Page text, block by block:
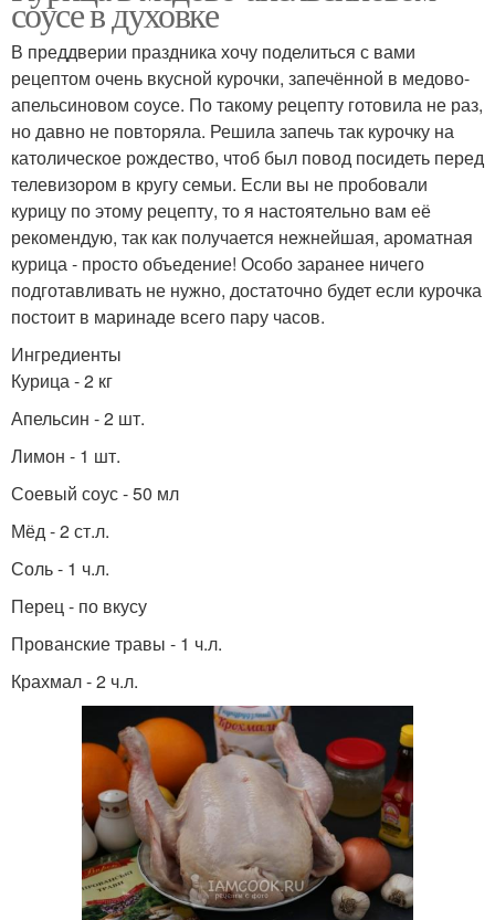
соусе в духовке
В преддверии праздника хочу поделиться с вами
рецептом очень вкусной курочки, запечённой в медово-
апельсиновом соусе. По такому рецепту готовила не раз,
но давно не повторяла. Решила запечь так курочку на
католическое рождество, чтоб был повод посидеть перед
телевизором в кругу семьи. Если вы не пробовали
курицу по этому рецепту, то я настоятельно вам её
рекомендую, так как получается нежнейшая, ароматная
курица - просто объедение! Особо заранее ничего
подготавливать не нужно, достаточно будет если курочка
постоит в маринаде всего пару часов.
Ингредиенты
Курица - 2 кг
Апельсин - 2 шт.
Лимон - 1 шт.
Соевый соус - 50 мл
Мёд - 2 ст.л.
Соль - 1 ч.л.
Перец - по вкусу
Прованские травы - 1 ч.л.
Крахмал - 2 ч.л.